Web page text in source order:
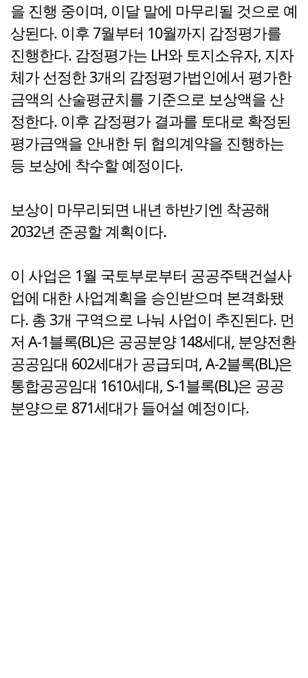
을 진행 중이며, 이달 말에 마무리될 것으로 예
상된다. 이후 7월부터 10월까지 감정평가를
진행한다. 감정평가는 LH와 토지소유자, 지자
체가 선정한 3개의 감정평가법인에서 평가한
금액의 산술평균치를 기준으로 보상액을 산
정한다. 이후 감정평가 결과를 토대로 확정된
평가금액을 안내한 뒤 협의계약을 진행하는
등 보상에 착수할 예정이다.
보상이 마무리되면 내년 하반기엔 착공해
2032년 준공할 계획이다.
이 사업은 1월 국토부로부터 공공주택건설사
업에 대한 사업계획을 승인받으며 본격화됐
다. 총 3개 구역으로 나눠 사업이 추진된다. 먼
저 A-1블록(BL)은 공공분양 148세대, 분양전환
공공임대 602세대가 공급되며, A-2블록(BL)은
통합공공임대 1610세대, S-1블록(BL)은 공공
분양으로 871세대가 들어설 예정이다.